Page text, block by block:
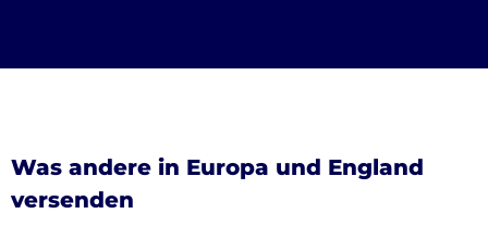
Was andere in Europa und England
versenden